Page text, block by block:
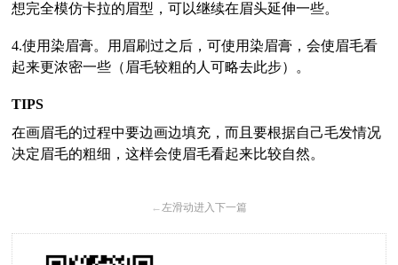
想完全模仿卡拉的眉型，可以继续在眉头延伸一些。
4.使用染眉膏。用眉刷过之后，可使用染眉膏，会使眉毛看
起来更浓密一些（眉毛较粗的人可略去此步）。
TIPS
在画眉毛的过程中要边画边填充，而且要根据自己毛发情况
决定眉毛的粗细，这样会使眉毛看起来比较自然。
←左滑动进入下一篇